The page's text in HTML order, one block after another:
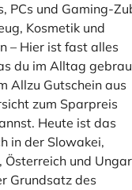
PCs und Gaming-
Kosmetik und
– Hier ist fast alles
du im Alltag
Allzu Gutschein aus
zum Sparpreis
Heute ist das
in der Slowakei,
Österreich und
Grundsatz des